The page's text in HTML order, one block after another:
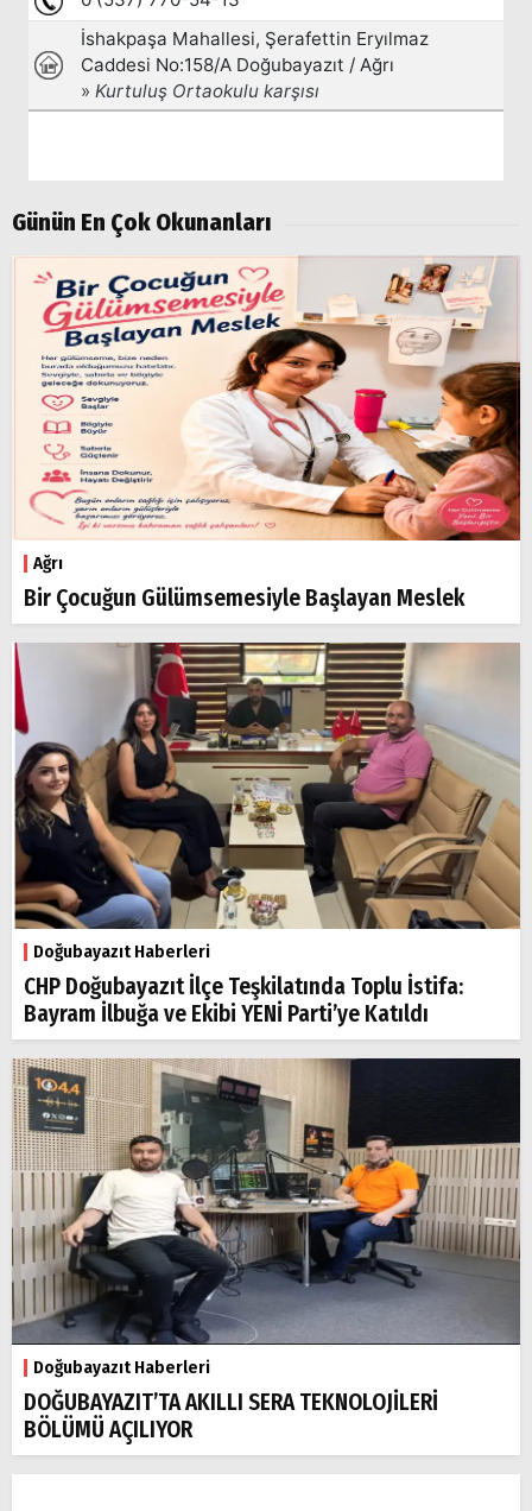
Günün En Çok Okunanları
Ağrı
Bir Çocuğun Gülümsemesiyle Başlayan Meslek
Doğubayazıt Haberleri
CHP Doğubayazıt İlçe Teşkilatında Toplu İstifa:
Bayram İlbuğa ve Ekibi YENİ Parti’ye Katıldı
Doğubayazıt Haberleri
DOĞUBAYAZIT’TA AKILLI SERA TEKNOLOJİLERİ
BÖLÜMÜ AÇILIYOR
Popüler
Aramalar:
Ağrı
Doğubayazıt